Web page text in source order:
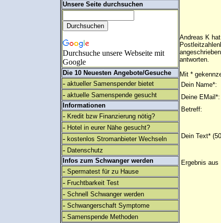
Unsere Seite durchsuchen
Durchsuche unsere Webseite mit
Google
Die 10 Neuesten Angebote/Gesuche
- aktueller Samenspender bietet
- aktuelle Samenspende gesucht
Informationen
- Kredit bzw Finanzierung nötig?
- Hotel in eurer Nähe gesucht?
- kostenlos Stromanbieter Wechseln
- Datenschutz
Infos zum Schwanger werden
- Spermatest für zu Hause
- Fruchtbarkeit Test
- Schnell Schwanger werden
- Schwangerschaft Symptome
- Samenspende Methoden
Andreas K
antworten.
Mit *
Dein Name*:
Deine EMail*:
Betreff:
Dein Text*
Ergebnis aus